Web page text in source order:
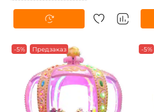
-5% Предзаказ -5%